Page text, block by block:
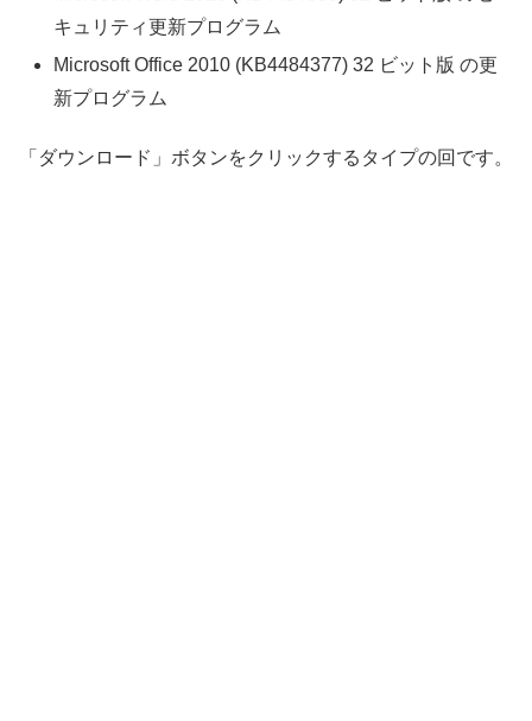
キュリティ更新プログラム
Microsoft Office 2010 (KB4484377) 32 ビット版 の更
新プログラム
「ダウンロード」ボタンをクリックするタイプの回です。